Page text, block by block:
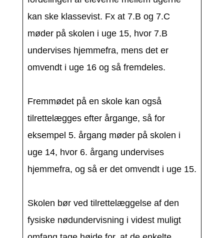
kan ske klassevist. Fx at 7.B og 7.C
møder på skolen i uge 15, hvor 7.B
undervises hjemmefra, mens det er
omvendt i uge 16 og så fremdeles.
Fremmødet på en skole kan også
tilrettelægges efter årgange, så for
eksempel 5. årgang møder på skolen i
uge 14, hvor 6. årgang undervises
hjemmefra, og så er det omvendt i uge 15.
Skolen bør ved tilrettelæggelse af den
fysiske nødundervisning i videst muligt